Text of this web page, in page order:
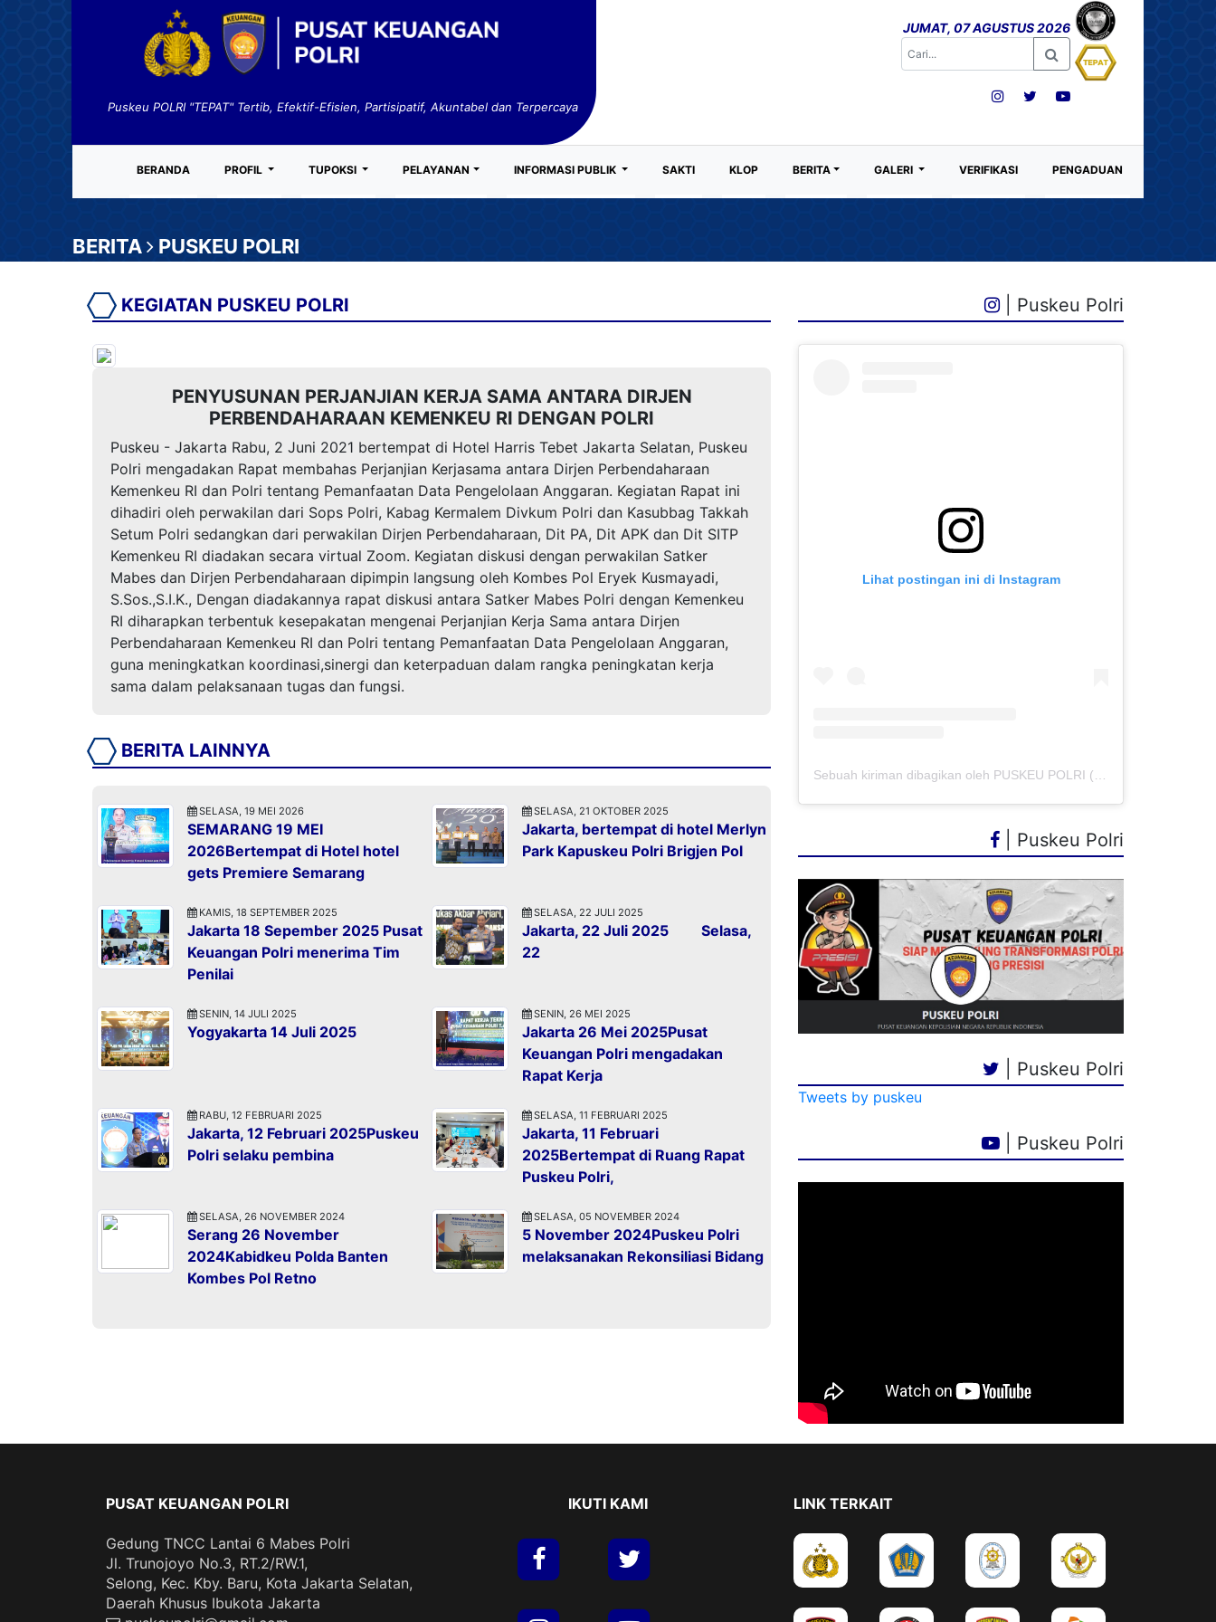
Puskeu POLRI "TEPAT" Tertib, Efektif-Efisien, Partisipatif, Akuntabel dan Terpercaya
JUMAT, 07 AGUSTUS 2026
BERANDA PROFIL TUPOKSI PELAYANAN INFORMASI PUBLIK SAKTI KLOP BERITA GALERI VERIFIKASI PENGADUAN
BERITA PUSKEU POLRI
KEGIATAN PUSKEU POLRI
PENYUSUNAN PERJANJIAN KERJA SAMA ANTARA DIRJEN
PERBENDAHARAAN KEMENKEU RI DENGAN POLRI
Puskeu - Jakarta Rabu, 2 Juni 2021 bertempat di Hotel Harris Tebet Jakarta Selatan, Puskeu
Polri mengadakan Rapat membahas Perjanjian Kerjasama antara Dirjen Perbendaharaan
Kemenkeu RI dan Polri tentang Pemanfaatan Data Pengelolaan Anggaran. Kegiatan Rapat ini
dihadiri oleh perwakilan dari Sops Polri, Kabag Kermalem Divkum Polri dan Kasubbag Takkah
Setum Polri sedangkan dari perwakilan Dirjen Perbendaharaan, Dit PA, Dit APK dan Dit SITP
Kemenkeu RI diadakan secara virtual Zoom. Kegiatan diskusi dengan perwakilan Satker
Mabes dan Dirjen Perbendaharaan dipimpin langsung oleh Kombes Pol Eryek Kusmayadi,
S.Sos.,S.I.K., Dengan diadakannya rapat diskusi antara Satker Mabes Polri dengan Kemenkeu
RI diharapkan terbentuk kesepakatan mengenai Perjanjian Kerja Sama antara Dirjen
Perbendaharaan Kemenkeu RI dan Polri tentang Pemanfaatan Data Pengelolaan Anggaran,
guna meningkatkan koordinasi,sinergi dan keterpaduan dalam rangka peningkatan kerja
sama dalam pelaksanaan tugas dan fungsi.
BERITA LAINNYA
SELASA, 19 MEI 2026
SEMARANG 19 MEI
2026Bertempat di Hotel hotel
gets Premiere Semarang
SELASA, 21 OKTOBER 2025
Jakarta, bertempat di hotel Merlyn
Park Kapuskeu Polri Brigjen Pol
KAMIS, 18 SEPTEMBER 2025
Jakarta 18 Sepember 2025 Pusat
Keuangan Polri menerima Tim
Penilai
SELASA, 22 JULI 2025
Jakarta, 22 Juli 2025 Selasa,
22
SENIN, 14 JULI 2025
Yogyakarta 14 Juli 2025
SENIN, 26 MEI 2025
Jakarta 26 Mei 2025Pusat
Keuangan Polri mengadakan
Rapat Kerja
RABU, 12 FEBRUARI 2025
Jakarta, 12 Februari 2025Puskeu
Polri selaku pembina
SELASA, 11 FEBRUARI 2025
Jakarta, 11 Februari
2025Bertempat di Ruang Rapat
Puskeu Polri,
SELASA, 26 NOVEMBER 2024
Serang 26 November
2024Kabidkeu Polda Banten
Kombes Pol Retno
SELASA, 05 NOVEMBER 2024
5 November 2024Puskeu Polri
melaksanakan Rekonsiliasi Bidang
| Puskeu Polri
Lihat postingan ini di Instagram
| Puskeu Polri
| Puskeu Polri
Tweets by puskeu
| Puskeu Polri
PUSAT KEUANGAN POLRI
Gedung TNCC Lantai 6 Mabes Polri
Jl. Trunojoyo No.3, RT.2/RW.1,
Selong, Kec. Kby. Baru, Kota Jakarta Selatan,
Daerah Khusus Ibukota Jakarta
IKUTI KAMI LINK TERKAIT